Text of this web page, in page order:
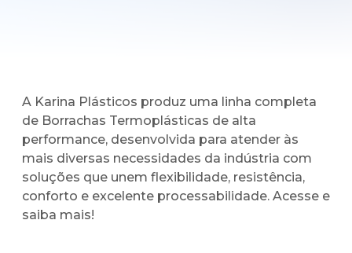
A Karina Plásticos produz uma linha completa
de Borrachas Termoplásticas de alta
performance, desenvolvida para atender às
mais diversas necessidades da indústria com
soluções que unem flexibilidade, resistência,
conforto e excelente processabilidade. Acesse e
saiba mais!